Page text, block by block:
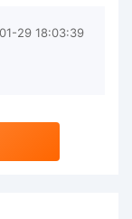
29 18:03:39